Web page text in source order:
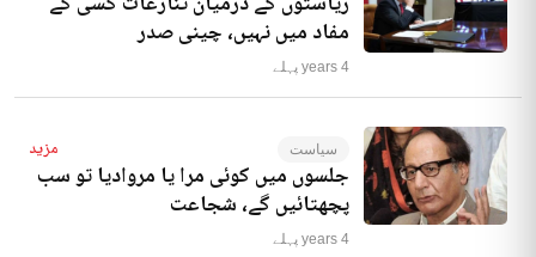
مفاد میں نہیں، چینی صدر
4 years پہلے
سیاست مزید
جلسوں میں کوئی مرا یا مروادیا تو سب
پچھتائیں گے، شجاعت
4 years پہلے